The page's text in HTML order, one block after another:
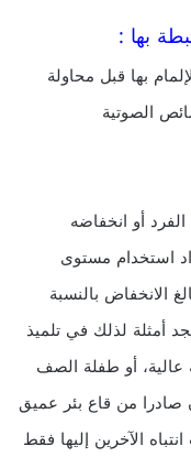
بها :
بها قبل محاولة
الصوتية
أو انخفاضه
استخدام مستوى
الانخفاض بالنسبة
أمثلة لذلك في تلميذ
عالية، أو طفلة الصف
صادرا من قاع بئر عميق
الآخرين إليها فقط